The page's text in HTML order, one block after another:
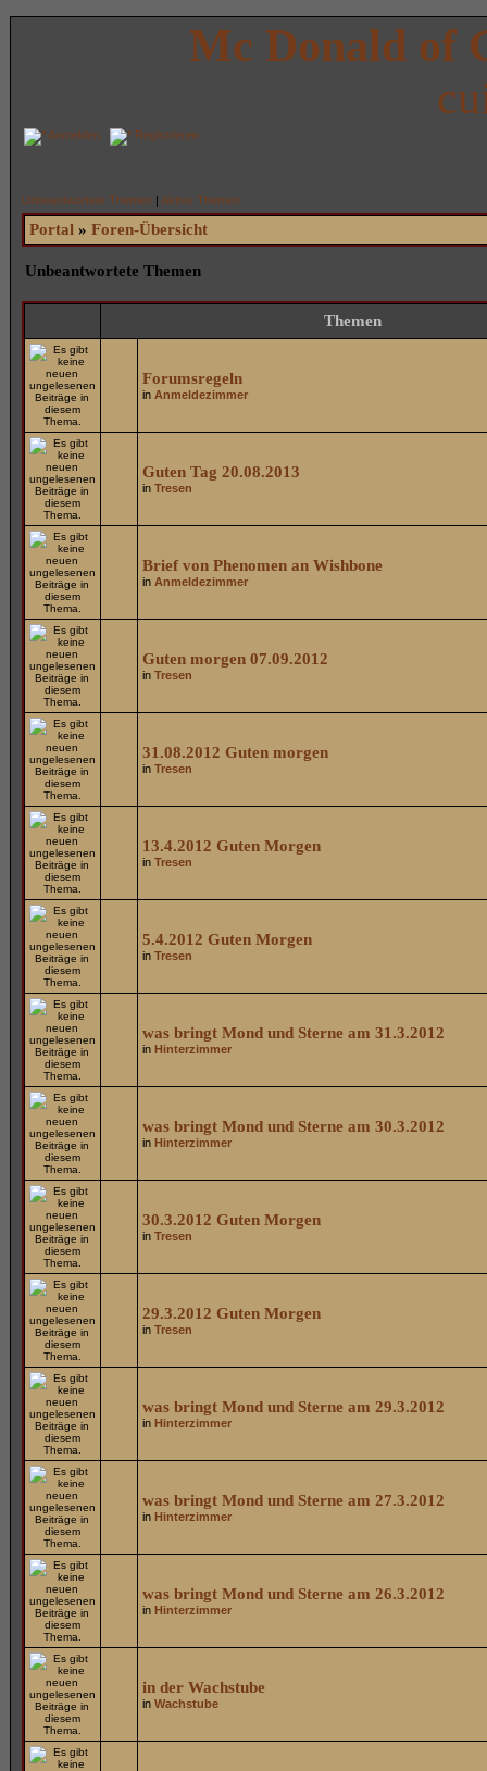
Mc Donald of
Anmelden Registrieren
Unbeantwortete Themen | Aktive Themen
Portal » Foren-Übersicht
Unbeantwortete Themen
Themen
Forumsregeln
in Anmeldezimmer
Guten Tag 20.08.2013
in Tresen
Brief von Phenomen an Wishbone
in Anmeldezimmer
Guten morgen 07.09.2012
in Tresen
31.08.2012 Guten morgen
in Tresen
13.4.2012 Guten Morgen
in Tresen
5.4.2012 Guten Morgen
in Tresen
was bringt Mond und Sterne am 31.3.2012
in Hinterzimmer
was bringt Mond und Sterne am 30.3.2012
in Hinterzimmer
30.3.2012 Guten Morgen
in Tresen
29.3.2012 Guten Morgen
in Tresen
was bringt Mond und Sterne am 29.3.2012
in Hinterzimmer
was bringt Mond und Sterne am 27.3.2012
in Hinterzimmer
was bringt Mond und Sterne am 26.3.2012
in Hinterzimmer
in der Wachstube
in Wachstube